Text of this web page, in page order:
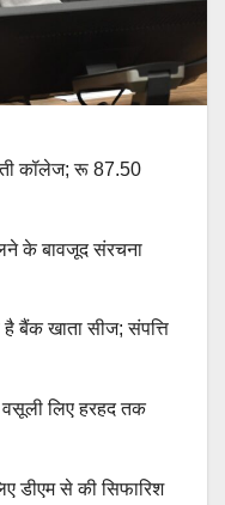
कॉलेज; रू 87.50
के बावजूद संरचना
बैंक खाता सीज; संपत्ति
वसूली लिए हरहद तक
डीएम से की सिफारिश